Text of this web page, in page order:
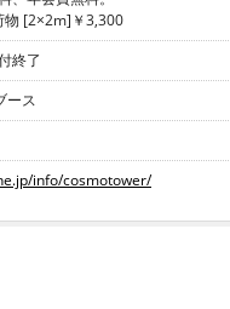
物 [2×2m]￥3,300
終了
ース
info/cosmotower/